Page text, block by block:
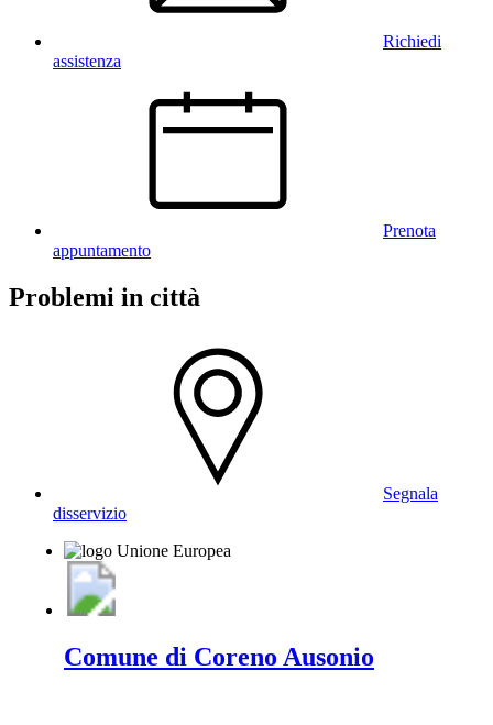
Richiedi
assistenza
Prenota
appuntamento
Problemi in città
Segnala
disservizio
Comune di Coreno Ausonio